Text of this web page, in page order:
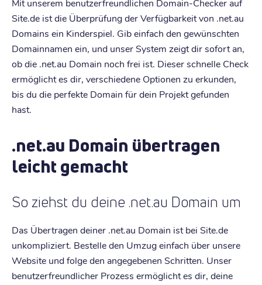
Site.de ist die Überprüfung der Verfügbarkeit von .net.au
Domains ein Kinderspiel. Gib einfach den gewünschten
Domainnamen ein, und unser System zeigt dir sofort an,
ob die .net.au Domain noch frei ist. Dieser schnelle Check
ermöglicht es dir, verschiedene Optionen zu erkunden,
bis du die perfekte Domain für dein Projekt gefunden
hast.
.net.au Domain übertragen
leicht gemacht
So ziehst du deine .net.au Domain um
Das Übertragen deiner .net.au Domain ist bei Site.de
unkompliziert. Bestelle den Umzug einfach über unsere
Website und folge den angegebenen Schritten. Unser
benutzerfreundlicher Prozess ermöglicht es dir, deine